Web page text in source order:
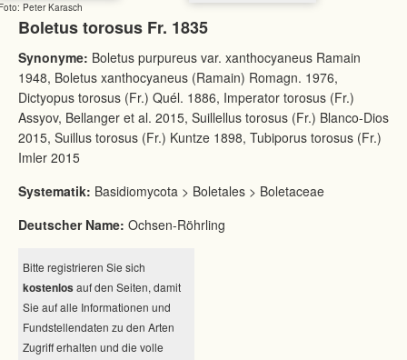
Peter Karasch
Boletus torosus Fr. 1835
Synonyme: Boletus purpureus var. xanthocyaneus Ramain
1948, Boletus xanthocyaneus (Ramain) Romagn. 1976,
Dictyopus torosus (Fr.) Quél. 1886, Imperator torosus (Fr.)
Assyov, Bellanger et al. 2015, Suillellus torosus (Fr.) Blanco-Dios
2015, Suillus torosus (Fr.) Kuntze 1898, Tubiporus torosus (Fr.)
Imler 2015
Systematik: Basidiomycota > Boletales > Boletaceae
Deutscher Name: Ochsen-Röhrling
Bitte registrieren Sie sich
kostenlos auf den Seiten, damit
Sie auf alle Informationen und
Fundstellendaten zu den Arten
Zugriff erhalten und die volle